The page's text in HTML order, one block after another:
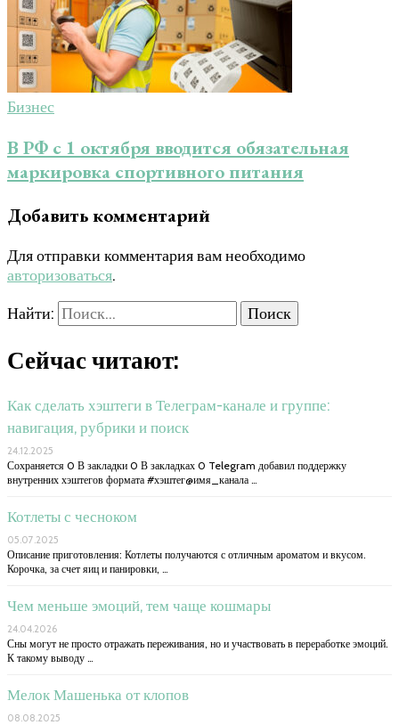
Бизнес
В РФ с 1 октября вводится обязательная
маркировка спортивного питания
Добавить комментарий
Для отправки комментария вам необходимо
авторизоваться.
Найти:
Сейчас читают:
Как сделать хэштеги в Телеграм-канале и группе:
навигация, рубрики и поиск
24.12.2025
Сохраняется 0 В закладки 0 В закладках 0 Telegram добавил поддержку
внутренних хэштегов формата #хэштег@имя_канала …
Котлеты с чесноком
05.07.2025
Описание приготовления: Котлеты получаются с отличным ароматом и вкусом.
Корочка, за счет яиц и панировки, …
Чем меньше эмоций, тем чаще кошмары
24.04.2026
Сны могут не просто отражать переживания, но и участвовать в переработке эмоций.
К такому выводу …
Мелок Машенька от клопов
08.08.2025